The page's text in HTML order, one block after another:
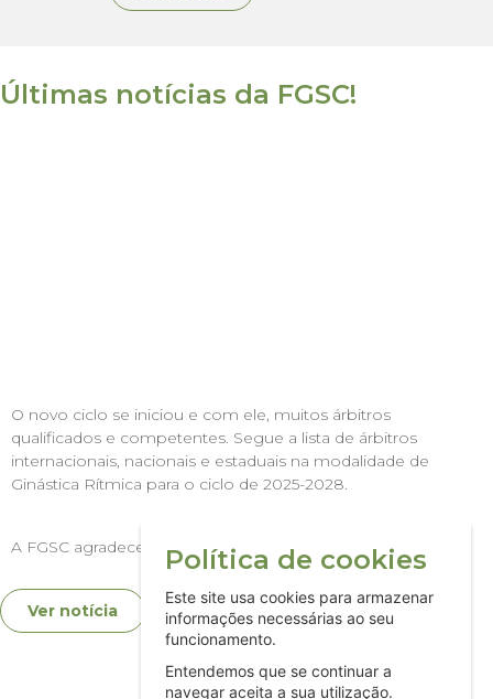
Últimas notícias da FGSC!
O novo ciclo se iniciou e com ele, muitos árbitros
qualificados e competentes. Segue a lista de árbitros
internacionais, nacionais e estaduais na modalidade de
Ginástica Rítmica para o ciclo de 2025-2028.
A FGSC agradece o esforço, a excelên
Ver notícia
Política de cookies
Este site usa cookies para armazenar
informações necessárias ao seu
funcionamento.
Entendemos que se continuar a
navegar aceita a sua utilização.